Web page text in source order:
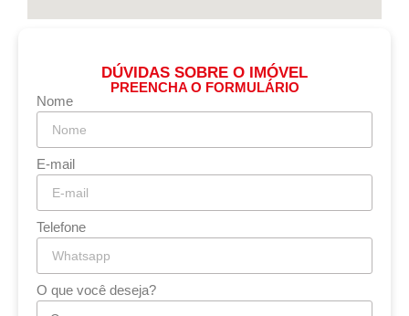
DÚVIDAS SOBRE O IMÓVEL
PREENCHA O FORMULÁRIO
Nome
E-mail
Telefone
O que você deseja?